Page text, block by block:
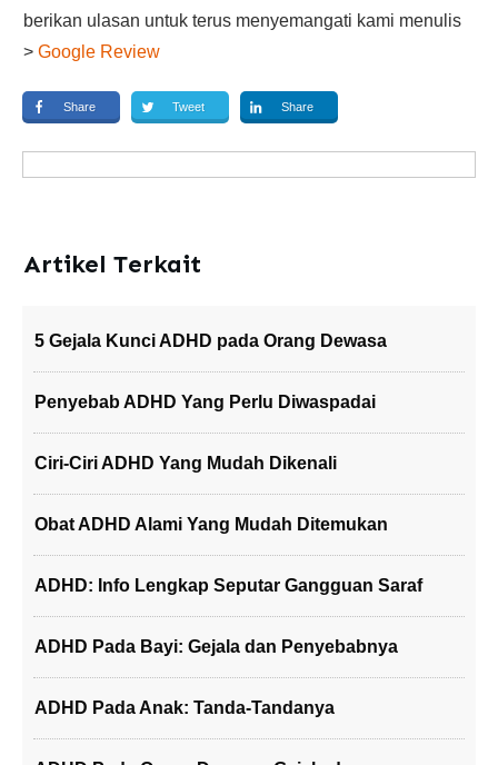
berikan ulasan untuk terus menyemangati kami menulis
> Google Review
Share Tweet Share
Artikel Terkait
5 Gejala Kunci ADHD pada Orang Dewasa
Penyebab ADHD Yang Perlu Diwaspadai
Ciri-Ciri ADHD Yang Mudah Dikenali
Obat ADHD Alami Yang Mudah Ditemukan
ADHD: Info Lengkap Seputar Gangguan Saraf
ADHD Pada Bayi: Gejala dan Penyebabnya
ADHD Pada Anak: Tanda-Tandanya